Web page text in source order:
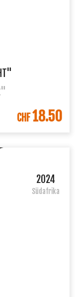
CHF18.50
2024
Südafrika